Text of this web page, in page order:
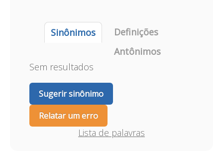
Sinônimos
Definições
Antônimos
Sem resultados
Sugerir sinônimo
Relatar um erro
Lista de palavras